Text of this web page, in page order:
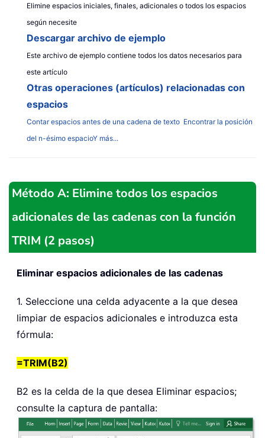
Elimine espacios iniciales, finales, adicionales o todos los espacios
según necesite
Descargar archivo de ejemplo
Este archivo de ejemplo contiene todos los datos necesarios para
este artículo
Otras operaciones (artículos) relacionadas con
espacios
Contar espacios antes de una cadena de texto Encontrar la posición
del n-ésimo espacioY más...
Método A: Elimine todos los espacios
adicionales de las cadenas con la función
TRIM (2 pasos)
Eliminar espacios adicionales de las cadenas
1. Seleccione una celda adyacente a la que desea
limpiar de espacios adicionales e introduzca esta
fórmula:
=TRIM(B2)
B2 es la celda de la que desea Eliminar espacios;
consulte la captura de pantalla: